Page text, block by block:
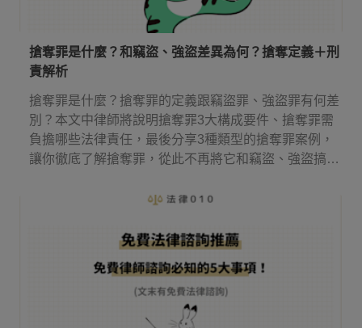
搶奪罪是什麼？和竊盜、強盜差異為何？搶奪定義＋刑
責解析
搶奪罪是什麼？搶奪罪的定義跟竊盜罪、強盜罪有何差
別？本文中律師將說明搶奪罪3大構成要件、搶奪罪需
負擔哪些法律責任，最後分享3種類型的搶奪罪案例，
讓你徹底了解搶奪罪，從此不再將它和竊盜、強盜搞